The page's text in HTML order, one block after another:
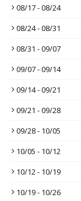
08/17 - 08/24
08/24 - 08/31
08/31 - 09/07
09/07 - 09/14
09/14 - 09/21
09/21 - 09/28
09/28 - 10/05
10/05 - 10/12
10/12 - 10/19
10/19 - 10/26